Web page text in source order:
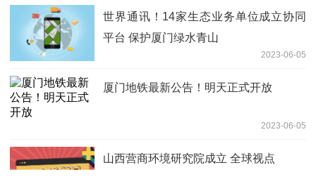
世界通讯！14家生态业务单位成立协同
平台 保护厦门绿水青山
2023-06-05
厦门地铁最新公告！明天正式开放
2023-06-05
山西营商环境研究院成立 全球视点